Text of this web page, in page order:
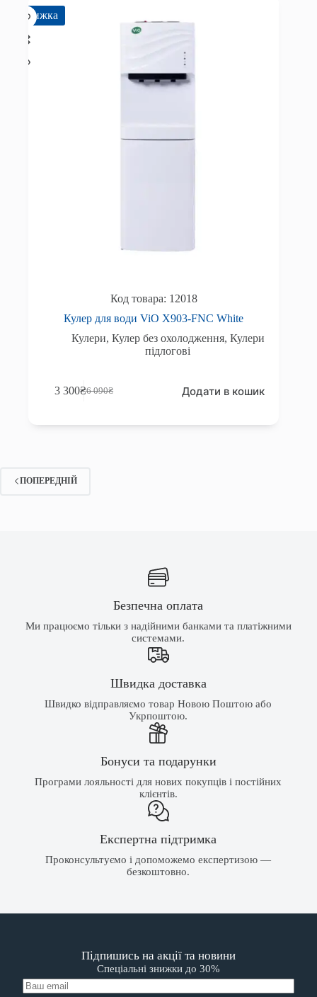
Знижка
12018
Кулер для води ViO Х903-FNC White
Кулери, Кулер без охолодження, Кулери
підлогові
6 090₴
Оригінальна
3 300₴Поточна
Додати в кошик
ПОПЕРЕДНІЙ
Безпечна оплата
Ми працюємо тільки з надійними банками та платіжними
системами.
Швидка доставка
Швидко відправляємо товар Новою Поштою або
Укрпоштою.
Бонуси та подарунки
Програми лояльності для нових покупців і постійних
клієнтів.
Експертна підтримка
Проконсультуємо і допоможемо експертизою —
безкоштовно.
Підпишись на акції та новини
Спеціальні знижки до 30%